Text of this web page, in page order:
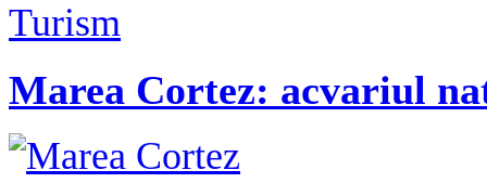
Turism
Marea Cortez: acvariul